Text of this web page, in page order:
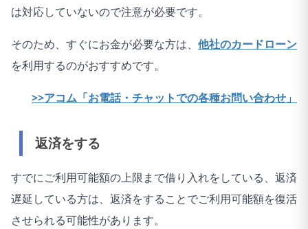
は対応していないので注意が必要です。
そのため、すぐにお金が必要な方は、 他社のカードローン
を利用するのがおすすめです。
>>アコム「お電話・チャットでの各種お問い合わせ」
返済をする
すでにご利用可能額の上限まで借り入れをしている、返済
遅延している方は、返済をすることでご利用可能額を復活
させられる可能性があります。